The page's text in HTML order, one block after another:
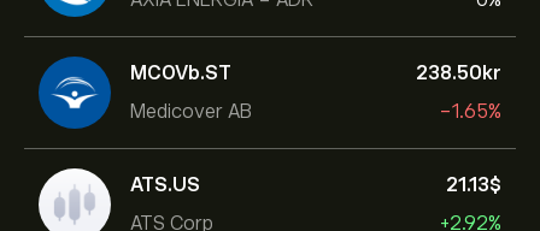
MCOVb.ST
Medicover AB
238.50‎kr‎
-1.65%
ATS.US
ATS Corp
21.13‎$‎
+2.92%